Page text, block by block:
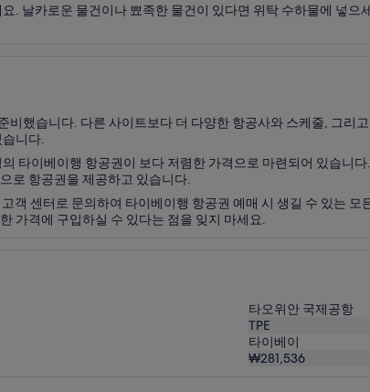
. 날카로운 물건이나 뾰족한 물건이 있다면 위탁 수하물에 넣
했습니다. 다른 사이트보다 더 다양한 항공사와 스케줄, 그리
니다.
타이베이행 항공권이 보다 저렴한 가격으로 마련되어 있습니
로 항공권을 제공하고 있습니다.
객 센터로 문의하여 타이베이행 항공권 예매 시 생길 수 있는
가격에 구입하실 수 있다는 점을 잊지 마세요.
타오위안 국제공항
TPE
타이베이
₩281,536